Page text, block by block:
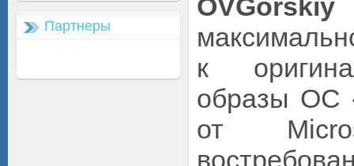
Партнеры
OVGorskiy
к
образы ОС
от